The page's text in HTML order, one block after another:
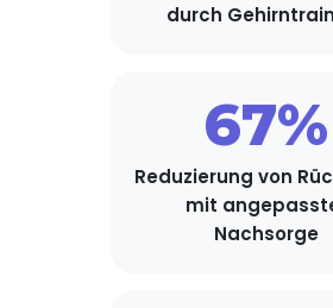
durch
67%
Reduzierung von
mit
Nachsorge